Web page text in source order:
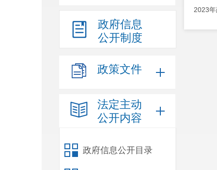
政府信息
公开制度
政策文件
法定主动
公开内容
政府信息公开目录
2023